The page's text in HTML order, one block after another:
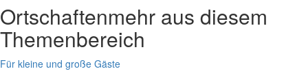
Ortschaftenmehr aus diesem
Themenbereich
Für kleine und große Gäste